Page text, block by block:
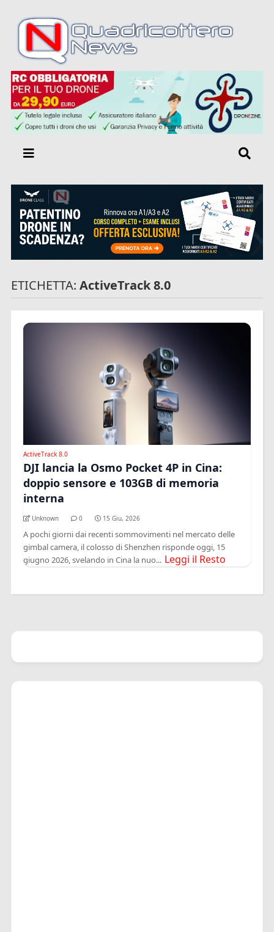
ETICHETTA:ActiveTrack 8.0
ActiveTrack 8.0
DJI lancia la Osmo Pocket 4P in Cina:
doppio sensore e 103GB di memoria
interna
Unknown 0 15 Giu, 2026
A pochi giorni dai recenti sommovimenti nel mercato delle
gimbal camera, il colosso di Shenzhen risponde oggi, 15
giugno 2026, svelando in Cina la nuo... Leggi il Resto